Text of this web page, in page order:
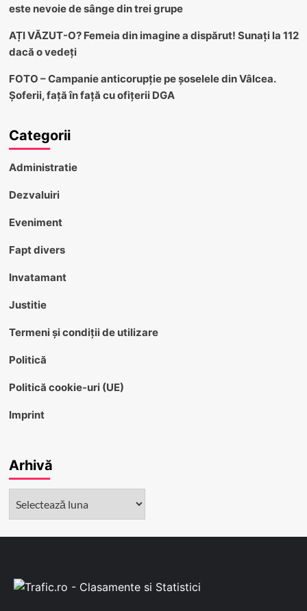
este nevoie de sânge din trei grupe
AȚI VĂZUT-O? Femeia din imagine a dispărut! Sunați la 112
dacă o vedeți
FOTO – Campanie anticorupție pe șoselele din Vâlcea.
Șoferii, față în față cu ofițerii DGA
Categorii
Administratie
Dezvaluiri
Eveniment
Fapt divers
Invatamant
Justitie
Termeni și condiții de utilizare
Politică
Politică cookie-uri (UE)
Imprint
Arhivă